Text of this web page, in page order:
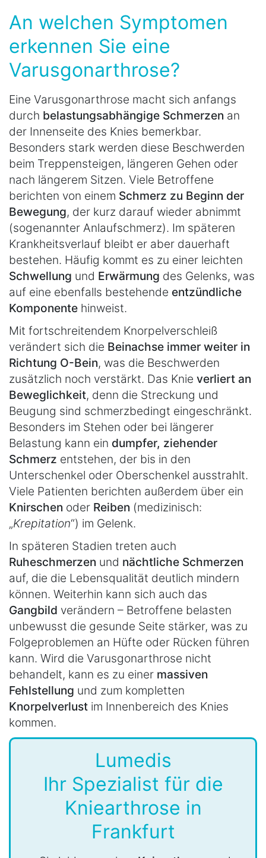
An welchen Symptomen
erkennen Sie eine
Varusgonarthrose?
Eine Varusgonarthrose macht sich anfangs
durch belastungsabhängige Schmerzen an
der Innenseite des Knies bemerkbar.
Besonders stark werden diese Beschwerden
beim Treppensteigen, längeren Gehen oder
nach längerem Sitzen. Viele Betroffene
berichten von einem Schmerz zu Beginn der
Bewegung, der kurz darauf wieder abnimmt
(sogenannter Anlaufschmerz). Im späteren
Krankheitsverlauf bleibt er aber dauerhaft
bestehen. Häufig kommt es zu einer leichten
Schwellung und Erwärmung des Gelenks, was
auf eine ebenfalls bestehende entzündliche
Komponente hinweist.
Mit fortschreitendem Knorpelverschleiß
verändert sich die Beinachse immer weiter in
Richtung O-Bein, was die Beschwerden
zusätzlich noch verstärkt. Das Knie verliert an
Beweglichkeit, denn die Streckung und
Beugung sind schmerzbedingt eingeschränkt.
Besonders im Stehen oder bei längerer
Belastung kann ein dumpfer, ziehender
Schmerz entstehen, der bis in den
Unterschenkel oder Oberschenkel ausstrahlt.
Viele Patienten berichten außerdem über ein
Knirschen oder Reiben (medizinisch:
„Krepitation“) im Gelenk.
In späteren Stadien treten auch
Ruheschmerzen und nächtliche Schmerzen
auf, die die Lebensqualität deutlich mindern
können. Weiterhin kann sich auch das
Gangbild verändern – Betroffene belasten
unbewusst die gesunde Seite stärker, was zu
Folgeproblemen an Hüfte oder Rücken führen
kann. Wird die Varusgonarthrose nicht
behandelt, kann es zu einer massiven
Fehlstellung und zum kompletten
Knorpelverlust im Innenbereich des Knies
kommen.
Lumedis
Ihr Spezialist für die
Kniearthrose in
Frankfurt